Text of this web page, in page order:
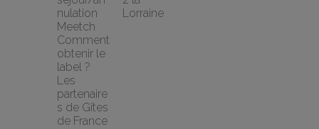
nulation
Meetch
Comment
obtenir le
label ?
Les
partenaire
s de Gîtes
de France
Lorraine